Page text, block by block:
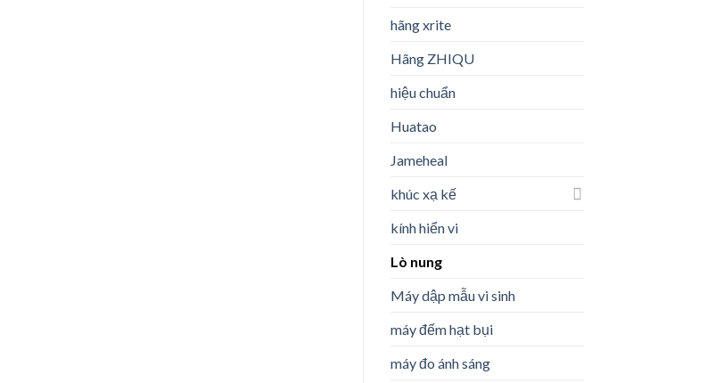
hãng xrite
Hãng ZHIQU
hiệu chuẩn
Huatao
Jameheal
khúc xạ kế
kính hiển vi
Lò nung
Máy dập mẫu vi sinh
máy đếm hạt bụi
máy đo ánh sáng